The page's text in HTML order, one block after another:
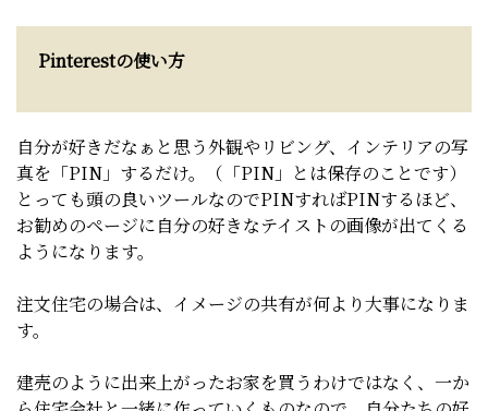
Pinterestの使い方
自分が好きだなぁと思う外観やリビング、インテリアの写
真を「PIN」するだけ。（「PIN」とは保存のことです）
とっても頭の良いツールなのでPINすればPINするほど、
お勧めのページに自分の好きなテイストの画像が出てくる
ようになります。
注文住宅の場合は、イメージの共有が何より大事になりま
す。
建売のように出来上がったお家を買うわけではなく、一か